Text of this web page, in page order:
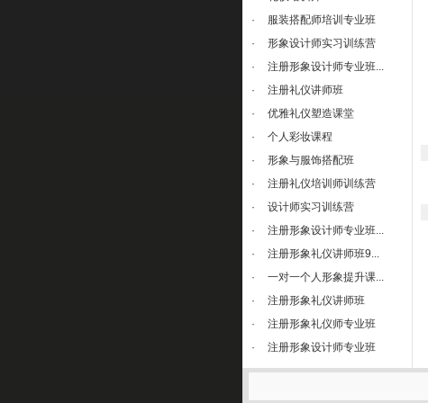
·
服装搭配师培训专业班
·
形象设计师实习训练营
·
注册形象设计师专业班...
·
注册礼仪讲师班
·
优雅礼仪塑造课堂
·
个人彩妆课程
·
形象与服饰搭配班
·
注册礼仪培训师训练营
·
设计师实习训练营
·
注册形象设计师专业班...
·
注册形象礼仪讲师班9...
·
一对一个人形象提升课...
·
注册形象礼仪讲师班
·
注册形象礼仪师专业班
·
注册形象设计师专业班